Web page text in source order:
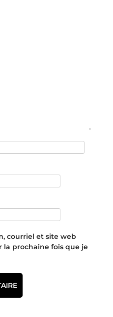
courriel et site web
prochaine fois que je